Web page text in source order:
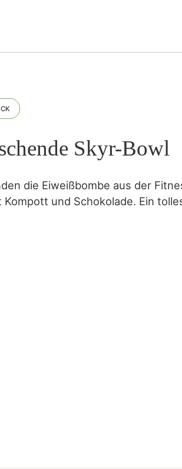
Skyr-Bowl
die Eiweißbombe aus der
Kompott und Schokolade. Ein